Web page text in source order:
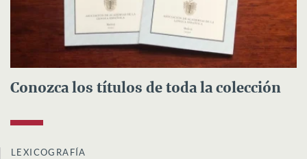
Conozca los títulos de toda la colección
LEXICOGRAFÍA